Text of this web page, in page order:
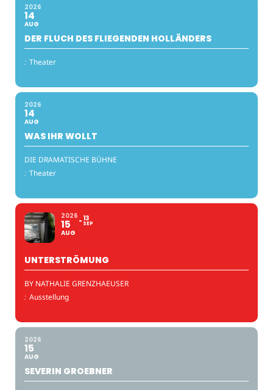
2026
14
AUG
DER FLUCH DES FLIEGENDEN HOLLÄNDERS
: Theater
2026
14
AUG
WAS IHR WOLLT
DIE DRAMATISCHE BÜHNE
: Theater
2026
15
AUG
13
SEP
UNTERSTRÖMUNG
BY NATHALIE GRENZHAEUSER
: Ausstellung
2026
15
AUG
SEVERIN GROEBNER